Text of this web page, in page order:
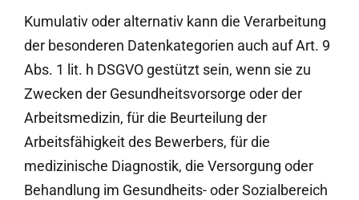
Kumulativ oder alternativ kann die Verarbeitung
der besonderen Datenkategorien auch auf Art. 9
Abs. 1 lit. h DSGVO gestützt sein, wenn sie zu
Zwecken der Gesundheitsvorsorge oder der
Arbeitsmedizin, für die Beurteilung der
Arbeitsfähigkeit des Bewerbers, für die
medizinische Diagnostik, die Versorgung oder
Behandlung im Gesundheits- oder Sozialbereich